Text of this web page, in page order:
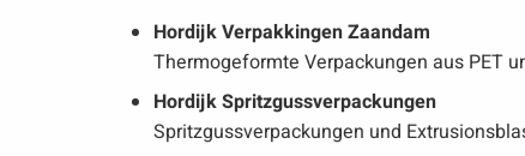
Hordijk Verpakkingen Zaandam
Thermogeformte Verpackungen aus PET
Hordijk Spritzgussverpackungen
Spritzgussverpackungen und